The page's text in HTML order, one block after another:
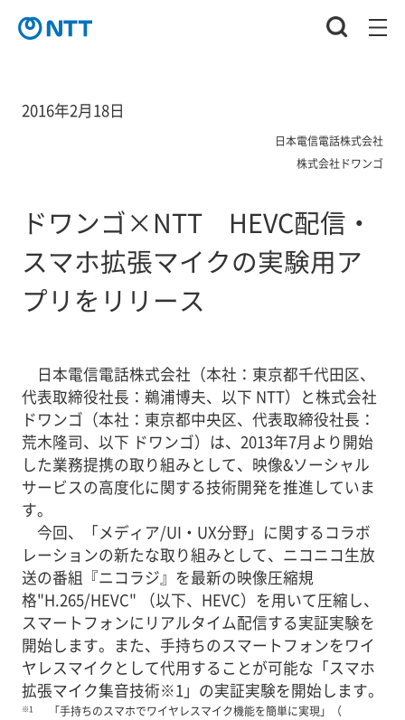
2016年2月18日
日本電信電話株式会社
株式会社ドワンゴ
ドワンゴ×NTT HEVC配信・
スマホ拡張マイクの実験用ア
プリをリリース
日本電信電話株式会社（本社：東京都千代田区、
代表取締役社長：鵜浦博夫、以下 NTT）と株式会社
ドワンゴ（本社：東京都中央区、代表取締役社長：
荒木隆司、以下 ドワンゴ）は、2013年7月より開始
した業務提携の取り組みとして、映像&ソーシャル
サービスの高度化に関する技術開発を推進していま
す。
今回、「メディア/UI・UX分野」に関するコラボ
レーションの新たな取り組みとして、ニコニコ生放
送の番組『ニコラジ』を最新の映像圧縮規
格"H.265/HEVC" （以下、HEVC）を用いて圧縮し、
スマートフォンにリアルタイム配信する実証実験を
開始します。また、手持ちのスマートフォンをワイ
ヤレスマイクとして代用することが可能な「スマホ
拡張マイク集音技術※1」の実証実験を開始します。
※1
「手持ちのスマホでワイヤレスマイク機能を簡単に実現」（